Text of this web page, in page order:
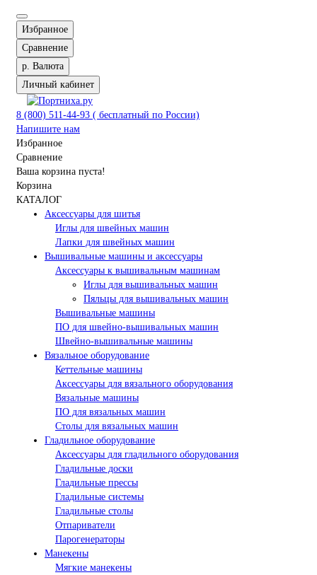
Избранное
Сравнение
р. Валюта
Личный кабинет
8 (800) 511-44-93 ( бесплатный по России)
Напишите нам
Избранное
Сравнение
Ваша корзина пуста!
Корзина
КАТАЛОГ
Аксессуары для шитья
Иглы для швейных машин
Лапки для швейных машин
Вышивальные машины и аксессуары
Аксессуары к вышивальным машинам
Иглы для вышивальных машин
Пяльцы для вышивальных машин
Вышивальные машины
ПО для швейно-вышивальных машин
Швейно-вышивальные машины
Вязальное оборудование
Кеттельные машины
Аксессуары для вязального оборудования
Вязальные машины
ПО для вязальных машин
Столы для вязальных машин
Гладильное оборудование
Аксессуары для гладильного оборудования
Гладильные доски
Гладильные прессы
Гладильные системы
Гладильные столы
Отпариватели
Парогенераторы
Манекены
Мягкие манекены